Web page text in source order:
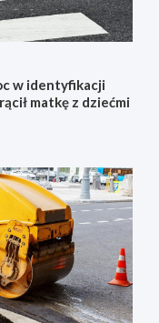
w identyfikacji
matkę z dziećmi